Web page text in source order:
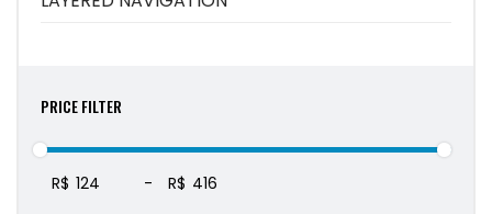
PRICE FILTER
R$ - R$